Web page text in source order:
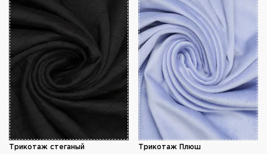
Трикотаж стеганый Трикотаж Плюш